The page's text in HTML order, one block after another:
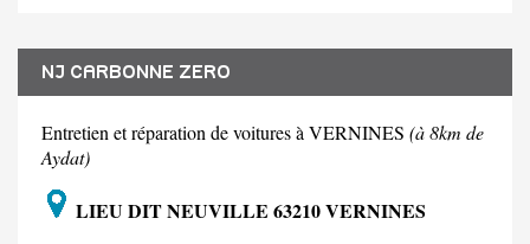
NJ CARBONNE ZERO
Entretien et réparation de voitures à VERNINES (à 8km de
Aydat)
LIEU DIT NEUVILLE 63210 VERNINES